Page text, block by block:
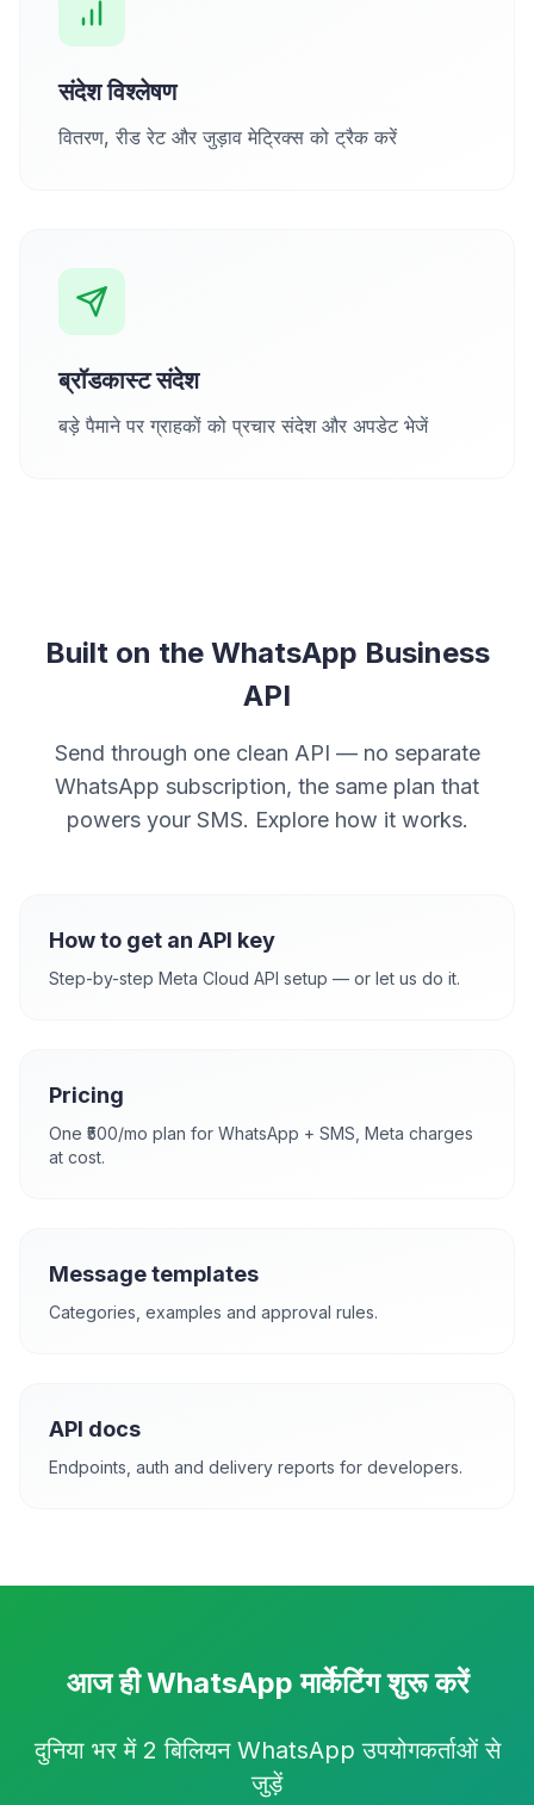
संदेश विश्लेषण
वितरण, रीड रेट और जुड़ाव मेट्रिक्स को ट्रैक करें
ब्रॉडकास्ट संदेश
बड़े पैमाने पर ग्राहकों को प्रचार संदेश और अपडेट भेजें
Built on the WhatsApp Business
API
Send through one clean API — no separate
WhatsApp subscription, the same plan that
powers your SMS. Explore how it works.
How to get an API key
Step-by-step Meta Cloud API setup — or let us do it.
Pricing
One ₹500/mo plan for WhatsApp + SMS, Meta charges
at cost.
Message templates
Categories, examples and approval rules.
API docs
Endpoints, auth and delivery reports for developers.
आज ही WhatsApp मार्केटिंग शुरू करें
दुनिया भर में 2 बिलियन WhatsApp उपयोगकर्ताओं से
जुड़ें